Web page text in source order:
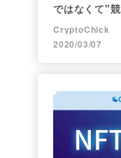
ではなくて"
CryptoChick
2020/03/07